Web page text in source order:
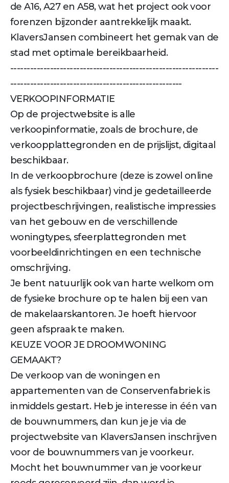
de A16, A27 en A58, wat het project ook voor
forenzen bijzonder aantrekkelijk maakt.
KlaversJansen combineert het gemak van de
stad met optimale bereikbaarheid.
---------------------------------------------------------------
----------------------------------------------------
VERKOOPINFORMATIE
Op de projectwebsite is alle
verkoopinformatie, zoals de brochure, de
verkoopplattegronden en de prijslijst, digitaal
beschikbaar.
In de verkoopbrochure (deze is zowel online
als fysiek beschikbaar) vind je gedetailleerde
projectbeschrijvingen, realistische impressies
van het gebouw en de verschillende
woningtypes, sfeerplattegronden met
voorbeeldinrichtingen en een technische
omschrijving.
Je bent natuurlijk ook van harte welkom om
de fysieke brochure op te halen bij een van
de makelaarskantoren. Je hoeft hiervoor
geen afspraak te maken.
KEUZE VOOR JE DROOMWONING
GEMAAKT?
De verkoop van de woningen en
appartementen van de Conservenfabriek is
inmiddels gestart. Heb je interesse in één van
de bouwnummers, dan kun je je via de
projectwebsite van KlaversJansen inschrijven
voor de bouwnummers van je voorkeur.
Mocht het bouwnummer van je voorkeur